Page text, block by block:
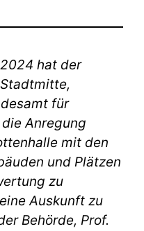
hat der
Stadtmitte,
für
Anregung
mit den
und Plätzen
zu
Auskunft zu
Behörde, Prof.